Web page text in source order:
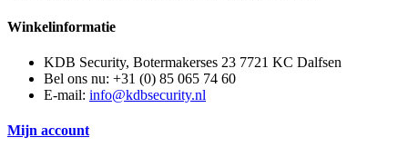
Winkelinformatie
KDB Security, Botermakerses 23 7721 KC Dalfsen
Bel ons nu: +31 (0) 85 065 74 60
E-mail: info@kdbsecurity.nl
Mijn account